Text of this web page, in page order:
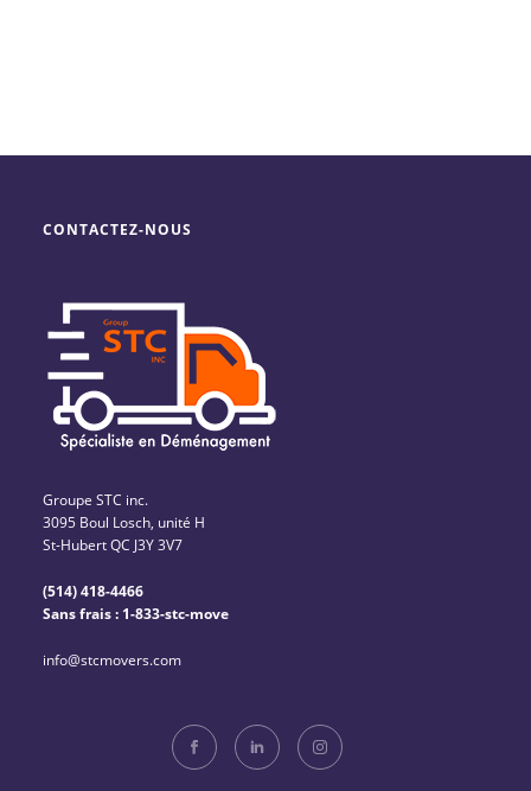
CONTACTEZ-NOUS
Groupe STC inc.
3095 Boul Losch, unité H
St-Hubert QC J3Y 3V7
(514) 418-4466
Sans frais : 1-833-stc-move
info@stcmovers.com